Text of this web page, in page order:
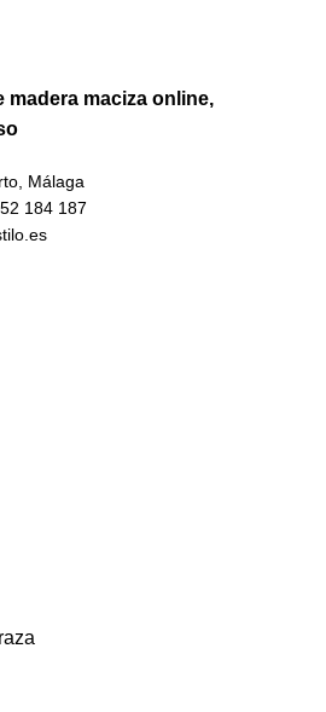
madera maciza online,
Málaga
184 187